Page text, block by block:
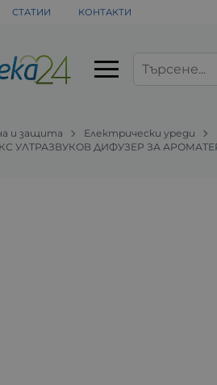
СТАТИИ КОНТАКТИ
и защита Електрически уреди
УЛТРАЗВУКОВ ДИФУЗЕР ЗА